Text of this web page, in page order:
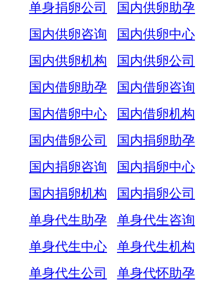
单身捐卵公司
国内供卵助孕
国内供卵咨询
国内供卵中心
国内供卵机构
国内供卵公司
国内借卵助孕
国内借卵咨询
国内借卵中心
国内借卵机构
国内借卵公司
国内捐卵助孕
国内捐卵咨询
国内捐卵中心
国内捐卵机构
国内捐卵公司
单身代生助孕
单身代生咨询
单身代生中心
单身代生机构
单身代生公司
单身代怀助孕